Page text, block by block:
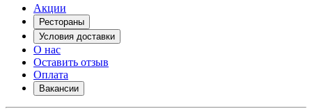
Акции
Рестораны
Условия доставки
О нас
Оставить отзыв
Оплата
Вакансии